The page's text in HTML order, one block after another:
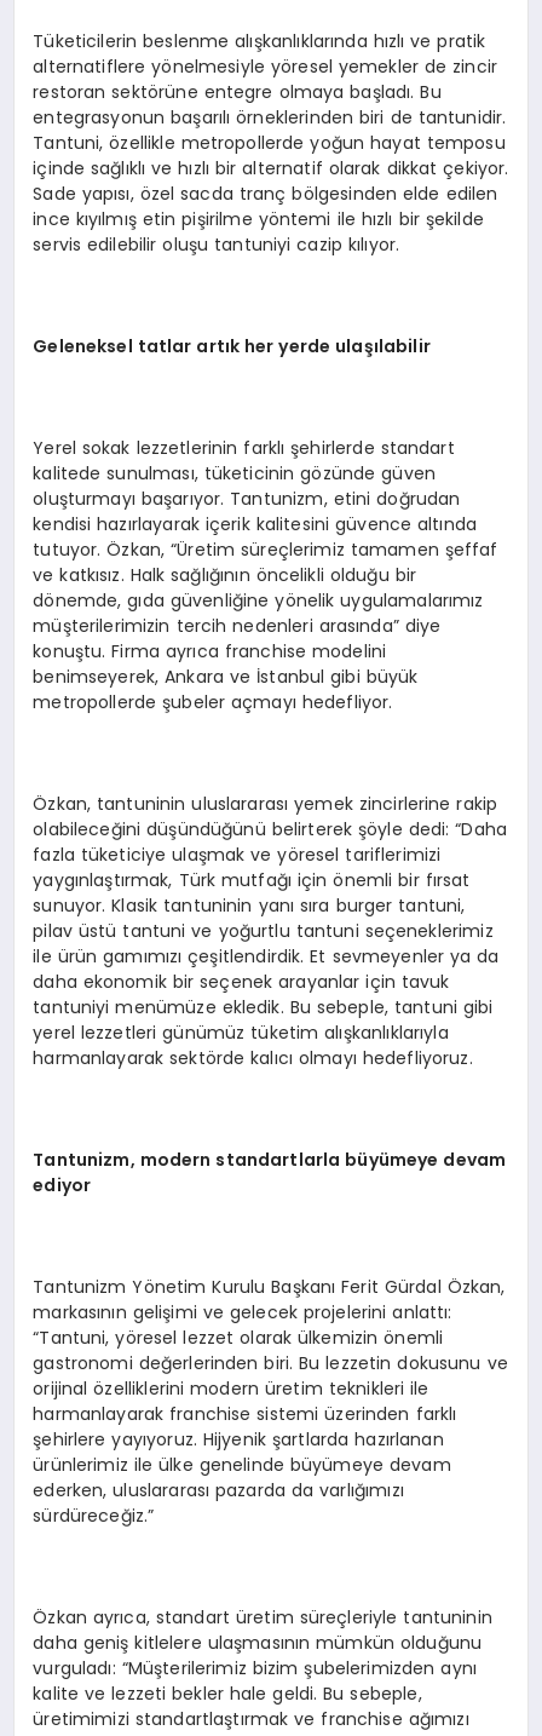
Tüketicilerin beslenme alışkanlıklarında hızlı ve pratik
alternatiflere yönelmesiyle yöresel yemekler de zincir
restoran sektörüne entegre olmaya başladı. Bu
entegrasyonun başarılı örneklerinden biri de tantunidir.
Tantuni, özellikle metropollerde yoğun hayat temposu
içinde sağlıklı ve hızlı bir alternatif olarak dikkat çekiyor.
Sade yapısı, özel sacda tranç bölgesinden elde edilen
ince kıyılmış etin pişirilme yöntemi ile hızlı bir şekilde
servis edilebilir oluşu tantuniyi cazip kılıyor.
Geleneksel tatlar artık her yerde ulaşılabilir
Yerel sokak lezzetlerinin farklı şehirlerde standart
kalitede sunulması, tüketicinin gözünde güven
oluşturmayı başarıyor. Tantunizm, etini doğrudan
kendisi hazırlayarak içerik kalitesini güvence altında
tutuyor. Özkan, “Üretim süreçlerimiz tamamen şeffaf
ve katkısız. Halk sağlığının öncelikli olduğu bir
dönemde, gıda güvenliğine yönelik uygulamalarımız
müşterilerimizin tercih nedenleri arasında” diye
konuştu. Firma ayrıca franchise modelini
benimseyerek, Ankara ve İstanbul gibi büyük
metropollerde şubeler açmayı hedefliyor.
Özkan, tantuninin uluslararası yemek zincirlerine rakip
olabileceğini düşündüğünü belirterek şöyle dedi: “Daha
fazla tüketiciye ulaşmak ve yöresel tariflerimizi
yaygınlaştırmak, Türk mutfağı için önemli bir fırsat
sunuyor. Klasik tantuninin yanı sıra burger tantuni,
pilav üstü tantuni ve yoğurtlu tantuni seçeneklerimiz
ile ürün gamımızı çeşitlendirdik. Et sevmeyenler ya da
daha ekonomik bir seçenek arayanlar için tavuk
tantuniyi menümüze ekledik. Bu sebeple, tantuni gibi
yerel lezzetleri günümüz tüketim alışkanlıklarıyla
harmanlayarak sektörde kalıcı olmayı hedefliyoruz.
Tantunizm, modern standartlarla büyümeye devam
ediyor
Tantunizm Yönetim Kurulu Başkanı Ferit Gürdal Özkan,
markasının gelişimi ve gelecek projelerini anlattı:
“Tantuni, yöresel lezzet olarak ülkemizin önemli
gastronomi değerlerinden biri. Bu lezzetin dokusunu ve
orijinal özelliklerini modern üretim teknikleri ile
harmanlayarak franchise sistemi üzerinden farklı
şehirlere yayıyoruz. Hijyenik şartlarda hazırlanan
ürünlerimiz ile ülke genelinde büyümeye devam
ederken, uluslararası pazarda da varlığımızı
sürdüreceğiz.”
Özkan ayrıca, standart üretim süreçleriyle tantuninin
daha geniş kitlelere ulaşmasının mümkün olduğunu
vurguladı: “Müşterilerimiz bizim şubelerimizden aynı
kalite ve lezzeti bekler hale geldi. Bu sebeple,
üretimimizi standartlaştırmak ve franchise ağımızı